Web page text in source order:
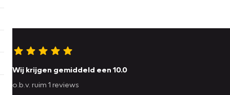
Wij krijgen gemiddeld een 10.0
o.b.v. ruim 1 reviews